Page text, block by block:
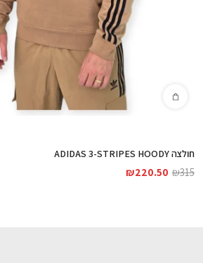
חולצה ADIDAS 3-STRIPES HOODY
₪315
₪220.50